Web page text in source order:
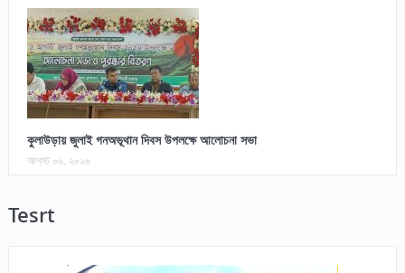
কুলাউড়ায় জুলাই গনঅভূথান দিবস উপলক্ষে আলোচনা সভা
আগস্ট ০৬, ২০২৬
Tesrt